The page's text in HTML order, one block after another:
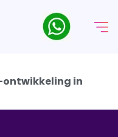
ontwikkeling in